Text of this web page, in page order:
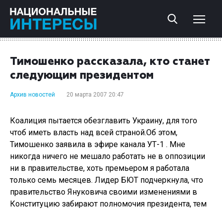
Тимошенко рассказала, кто станет
следующим президентом
Архив новостей 20 марта 2007 20:47
Коалиция пытается обезглавить Украину, для того
чтоб иметь власть над всей страной.Об этом,
Тимошенко заявила в эфире канала УТ-1 . Мне
никогда ничего не мешало работать не в оппозиции
ни в правительстве, хоть премьером я работала
только семь месяцев. Лидер БЮТ подчеркнула, что
правительство Януковича своими изменениями в
Конституцию забирают полномочия президента, тем